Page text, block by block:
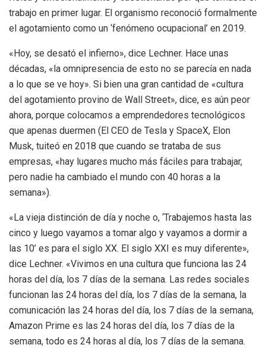
trabajo en primer lugar. El organismo reconoció formalmente
el agotamiento como un ‘fenómeno ocupacional’ en 2019.
«Hoy, se desató el infierno», dice Lechner. Hace unas
décadas, «la omnipresencia de esto no se parecía en nada
a lo que se ve hoy». Si bien una gran cantidad de «cultura
del agotamiento provino de Wall Street», dice, es aún peor
ahora, porque colocamos a emprendedores tecnológicos
que apenas duermen (El CEO de Tesla y SpaceX, Elon
Musk, tuiteó en 2018 que cuando se trataba de sus
empresas, «hay lugares mucho más fáciles para trabajar,
pero nadie ha cambiado el mundo con 40 horas a la
semana»).
«La vieja distinción de día y noche o, ‘Trabajemos hasta las
cinco y luego vayamos a tomar algo y vayamos a dormir a
las 10’ es para el siglo XX. El siglo XXI es muy diferente»,
dice Lechner. «Vivimos en una cultura que funciona las 24
horas del día, los 7 días de la semana. Las redes sociales
funcionan las 24 horas del día, los 7 días de la semana, la
comunicación las 24 horas del día, los 7 días de la semana,
Amazon Prime es las 24 horas del día, los 7 días de la
semana, todo es 24 horas al día, los 7 días de la semana.